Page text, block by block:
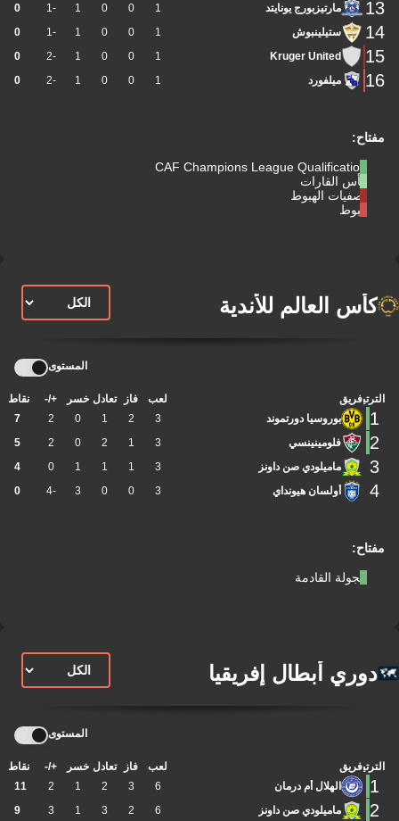
مفتاح:
CAF Champions League Qualification
كأس القارات
تصفيات الهبوط
هبوط
13 مارتيزبورج يونايتد 1
0
0
1
-1
0
14 ستيلينبوش 1
0
0
1
-1
0
15
Kruger United
1
0
0
1
-2
0
16 ميلفورد 1
0
0
1
-2
0
كأس العالم للأندية
المستوى
مفتاح:
الجولة القادمة
الترتيبفريق لعب فاز تعادل خسر +/- نقاط
1 بوروسيا دورتموند 3
2
1
0
2
7
2 فلومينينسي 3
1
2
0
2
5
3 ماميلودي صن داونز 3
1
1
1
0
4
4 أولسان هيونداي 3
0
0
3
-4
0
دوري أبطال إفريقيا
المستوى
الترتيبفريق لعب فاز تعادل خسر +/- نقاط
1 الهلال أم درمان 6
3
2
1
2
11
2 ماميلودي صن داونز 6
2
3
1
3
9